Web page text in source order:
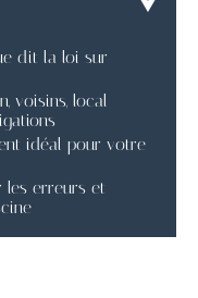
dit la loi sur
voisins, local
idéal pour votre
les erreurs et